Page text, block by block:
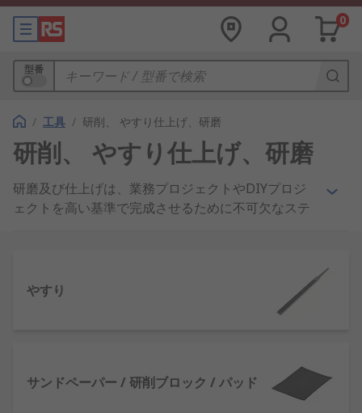
0
型番
/ 工具 / 研削、 やすり仕上げ、研磨
研削、 やすり仕上げ、研磨
研磨及び仕上げは、業務プロジェクトやDIYプロジ
ェクトを高い基準で完成させるために不可欠なステ
研磨仕上げ製品にはどのような種類があります
か?/h3ulli研磨コンパウンド - 研磨粒子は油性又は
リ取りツール、 ハンドル、 ブレード、ホイール - 金
属加工及び機械加工作業での精密作業、高品質の仕
上げに最適。また、木材、 プラスチック、 セラミ
やすり
サンドペーパー / 研削ブロック / パッド